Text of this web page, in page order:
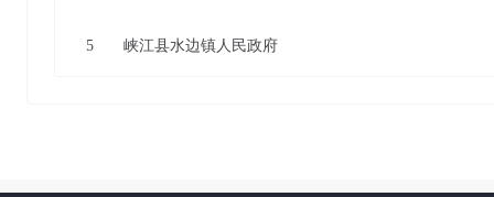
5 峡江县水边镇人民政府